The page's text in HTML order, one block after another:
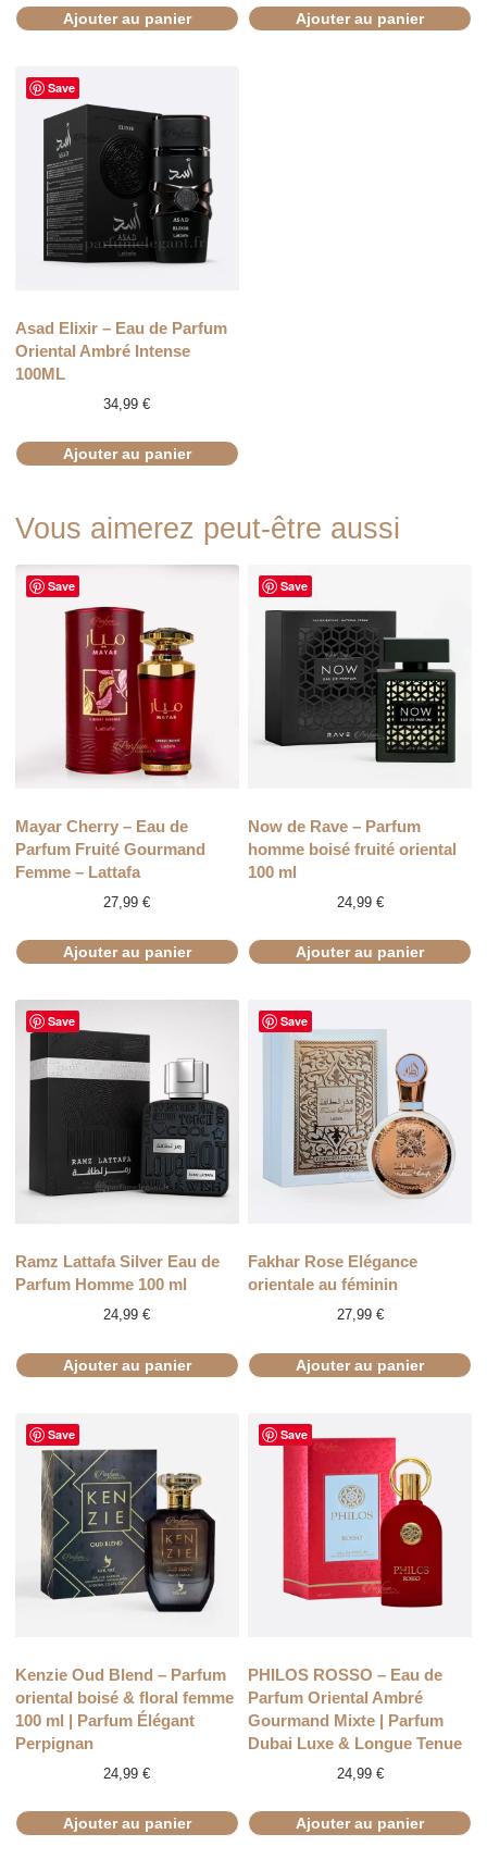
Ajouter au panier Ajouter au panier
Save
Asad Elixir – Eau de Parfum
Oriental Ambré Intense
100ML
34,99€
Ajouter au panier
Vous aimerez peut-être aussi
Save
Mayar Cherry – Eau de
Parfum Fruité Gourmand
Femme – Lattafa
27,99€
Ajouter au panier
Save
Now de Rave – Parfum
homme boisé fruité oriental
100 ml
24,99 €
Ajouter au panier
Save
Ramz Lattafa Silver Eau de
Parfum Homme 100 ml
24,99€
Ajouter au panier
Save
Fakhar Rose Elégance
orientale au féminin
27,99 €
Ajouter au panier
Save
Kenzie Oud Blend – Parfum
oriental boisé & floral femme
100 ml | Parfum Élégant
Perpignan
24,99€
Ajouter au panier
Save
PHILOS ROSSO – Eau de
Parfum Oriental Ambré
Gourmand Mixte | Parfum
Dubai Luxe & Longue Tenue
24,99 €
Ajouter au panier